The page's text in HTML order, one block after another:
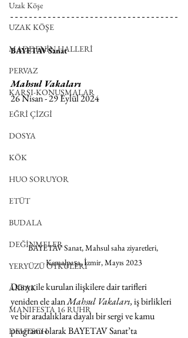
Uzak Köşe
UZAK KÖŞE
MADDENİN HALLERİ
PERVAZ
KARŞI-KONUŞMALAR
EĞRİ ÇİZGİ
DOSYA
KÖK
HUO SORUYOR
ETÜT
BUDALA
DEĞİNMELER
YERYÜZÜ ÖYKÜLERİ
AKSAK
MANIFESTA 16 RUHR
DEUTSCH
BAYETAV Sanat
Mahsul Vakaları
26 Nisan - 29 Eylül 2024
BAYETAV Sanat, Mahsul saha ziyaretleri,
Kemalpaşa, İzmir, Mayıs 2023
Dünya ile kurulan ilişkilere dair tarifleri
yeniden ele alan Mahsul Vakaları, iş birlikleri
ve bir aradalıklara dayalı bir sergi ve kamu
programı olarak BAYETAV Sanat’ta